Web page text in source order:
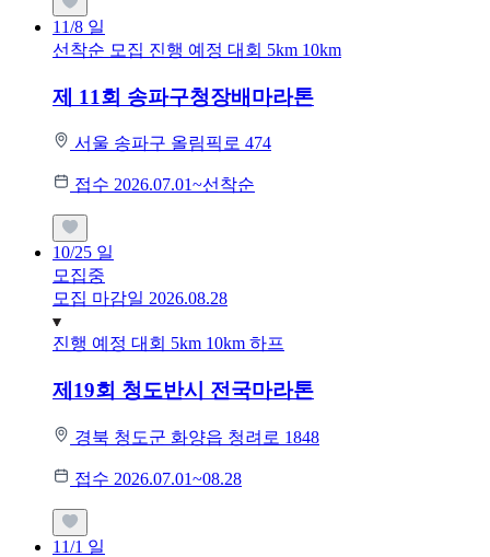
11/8 일
선착순 모집 진행 예정 대회 5km 10km
제 11회 송파구청장배마라톤
서울 송파구 올림픽로 474
접수 2026.07.01~선착순
10/25 일
모집중
모집 마감일 2026.08.28
진행 예정 대회 5km 10km 하프
제19회 청도반시 전국마라톤
경북 청도군 화양읍 청려로 1848
접수 2026.07.01~08.28
11/1 일